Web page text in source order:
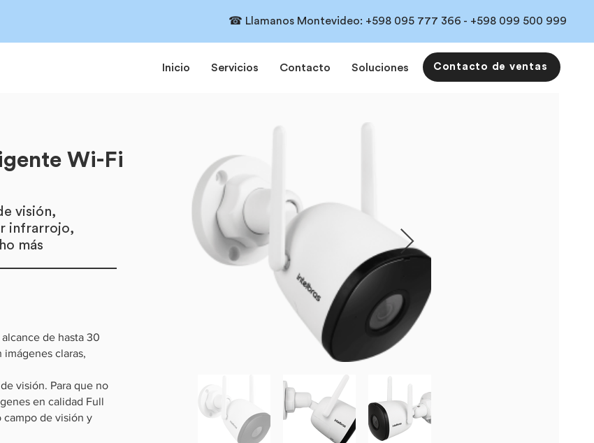
☎ Llamanos Montevideo: +598 095 777 366 - +598 099 500 999
Inicio Servicios Contacto Soluciones Contacto de ventas
Wi-Fi
visión,
infrarrojo,
más
de hasta 30
claras,
visión. Para que no
en calidad Full
campo de visión y